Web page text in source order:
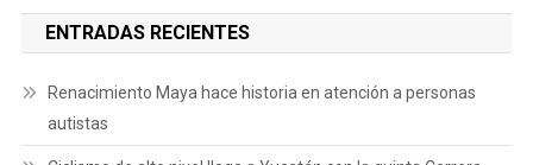
ENTRADAS RECIENTES
Renacimiento Maya hace historia en atención a personas
autistas